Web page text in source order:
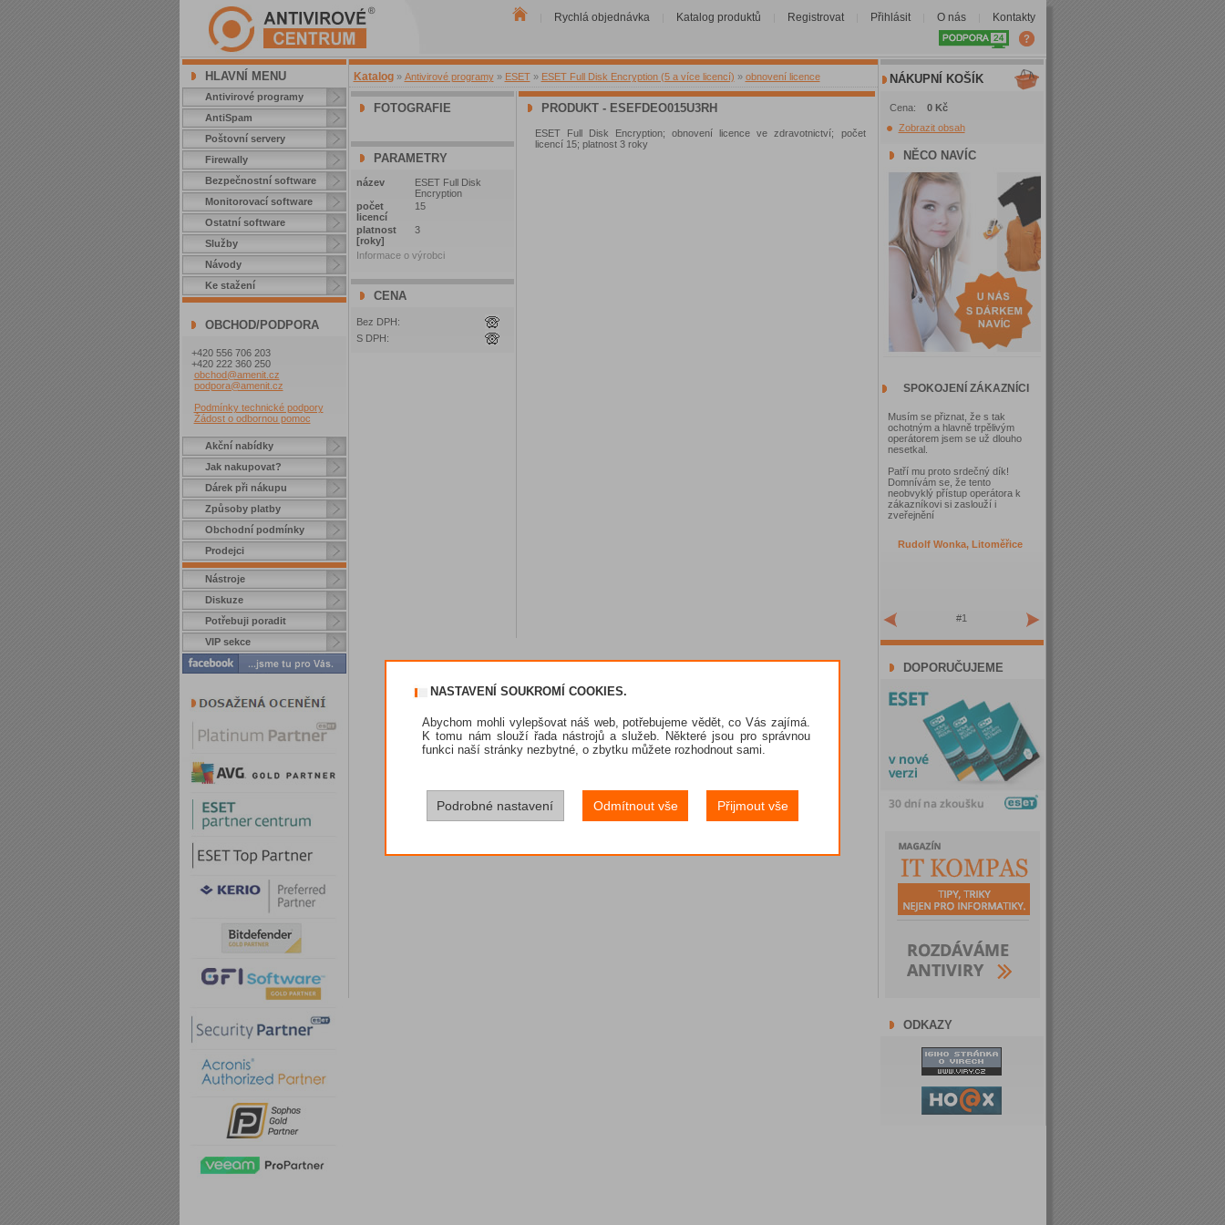
Rychlá objednávka Katalog produktů Registrovat Přihlásit O nás Kontakty
HLAVNÍ MENU
Antivirové programy
AntiSpam
Poštovní servery
Firewally
Bezpečnostní software
Monitorovací software
Ostatní software
Služby
Návody
Ke stažení
OBCHOD/PODPORA
+420 556 706 203
+420 222 360 250
obchod@amenit.cz
podpora@amenit.cz
Podmínky technické podpory
Žádost o odbornou pomoc
Akční nabídky
Jak nakupovat?
Dárek při nákupu
Způsoby platby
Obchodní podmínky
Prodejci
Nástroje
Diskuze
Potřebuji poradit
VIP sekce
Katalog » Antivirové programy » ESET » ESET Full Disk Encryption (5 a více licencí) » obnovení licence
FOTOGRAFIE
PARAMETRY
název
ESET Full Disk
Encryption
počet
licencí
15
platnost
[roky]
3
Informace o výrobci
CENA
Bez DPH:
S DPH:
PRODUKT - ESEFDEO015U3RH
ESET Full Disk Encryption; obnovení licence ve zdravotnictví; počet
licencí 15; platnost 3 roky
NÁKUPNÍ KOŠÍK
Cena: 0 Kč
Zobrazit obsah
NĚCO NAVÍC
SPOKOJENÍ ZÁKAZNÍCI
Musím se přiznat, že s tak
ochotným a hlavně trpělivým
operátorem jsem se už dlouho
nesetkal.
Patří mu proto srdečný dík!
Domnívám se, že tento
neobvyklý přístup operátora k
zákazníkovi si zaslouží i
zveřejnění
Rudolf Wonka, Litoměřice
#1
DOPORUČUJEME
ODKAZY
NASTAVENÍ SOUKROMÍ COOKIES.
Abychom mohli vylepšovat náš web, potřebujeme vědět, co Vás zajímá.
K tomu nám slouží řada nástrojů a služeb. Některé jsou pro správnou
funkci naší stránky nezbytné, o zbytku můžete rozhodnout sami.
Podrobné nastavení Odmítnout vše Přijmout vše